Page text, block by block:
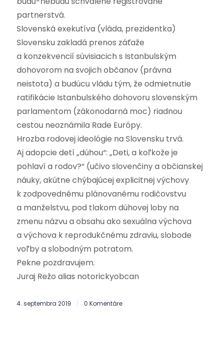
partnerstvá.
Slovenská exekutíva (vláda, prezidentka)
Slovensku zakladá prenos záťaže
a konzekvencií súvisiacich s Istanbulským
dohovorom na svojich občanov (právna
neistota) a budúcu vládu tým, že odmietnutie
ratifikácie Istanbulského dohovoru slovenským
parlamentom (zákonodarná moc) riadnou
cestou neoznámila Rade Európy.
Hrozba rodovej ideológie na Slovensku trvá.
Aj adopcie detí „dúhou“: „Deti, a koľkože je
pohlaví a rodov?“ (učivo slovenčiny a občianskej
náuky, akútne chýbajúcej explicitnej výchovy
k zodpovednému plánovanému rodičovstvu
a manželstvu, pod tlakom dúhovej loby na
zmenu názvu a obsahu ako sexuálna výchova
a výchova k reprodukčnému zdraviu, slobode
voľby a slobodným potratom.
Pekne pozdravujem.
Juraj Režo alias notorickyobcan
4. septembra 2019 / 0 Komentáre